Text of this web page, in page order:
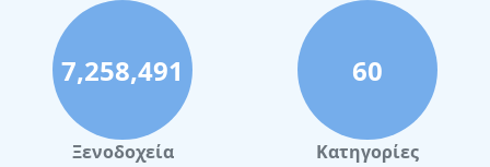
7,258,491
Ξενοδοχεία
60
Κατηγορίες